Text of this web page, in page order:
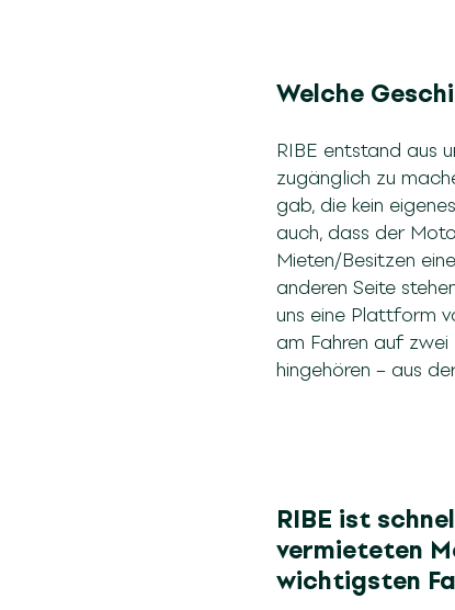
Welche
RIBE entstand aus
zugänglich zu
gab, die kein
auch, dass der
Mieten/Besitzen
anderen Seite
uns eine Plattform
am Fahren auf
hingehören – aus
RIBE ist
vermieteten
wichtigsten